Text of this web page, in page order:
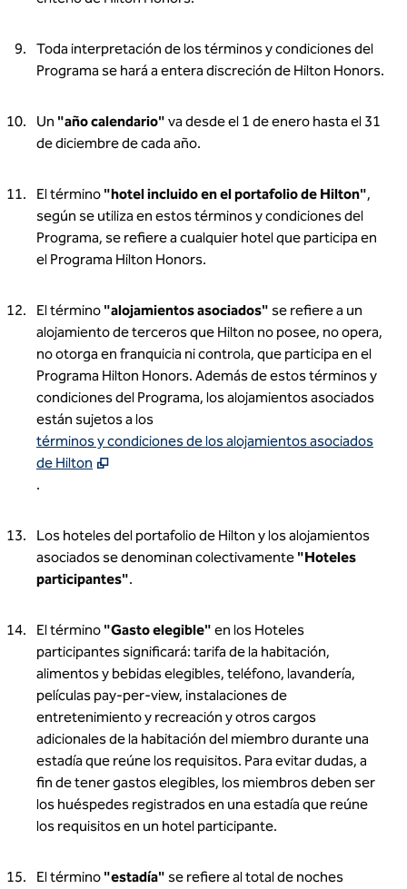
Toda interpretación de los términos y condiciones del
Programa se hará a entera discreción de Hilton Honors.
Un "año calendario" va desde el 1 de enero hasta el 31
de diciembre de cada año.
El término "hotel incluido en el portafolio de Hilton",
según se utiliza en estos términos y condiciones del
Programa, se refiere a cualquier hotel que participa en
el Programa Hilton Honors.
El término "alojamientos asociados" se refiere a un
alojamiento de terceros que Hilton no posee, no opera,
no otorga en franquicia ni controla, que participa en el
Programa Hilton Honors. Además de estos términos y
condiciones del Programa, los alojamientos asociados
están sujetos a los
términos y condiciones de los alojamientos asociados
de Hilton
.
Los hoteles del portafolio de Hilton y los alojamientos
asociados se denominan colectivamente "Hoteles
participantes".
El término "Gasto elegible" en los Hoteles
participantes significará: tarifa de la habitación,
alimentos y bebidas elegibles, teléfono, lavandería,
películas pay-per-view, instalaciones de
entretenimiento y recreación y otros cargos
adicionales de la habitación del miembro durante una
estadía que reúne los requisitos. Para evitar dudas, a
fin de tener gastos elegibles, los miembros deben ser
los huéspedes registrados en una estadía que reúne
los requisitos en un hotel participante.
El término "estadía" se refiere al total de noches